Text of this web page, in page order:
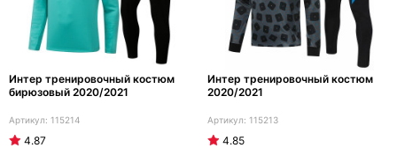
Интер тренировочный костюм
бирюзовый 2020/2021
115214
4.87
Интер тренировочный костюм
2020/2021
115213
4.85